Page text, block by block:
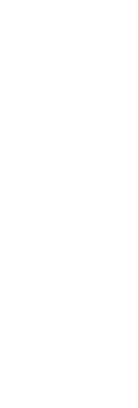
إبرام شراكة مع مركز الملك سلمان
مهمة استلام وتنسيق جميع
المرسلة
مشروع استلام سيارات
استلام 20 سيارة إسعاف
المنظومة الصحية في قطاع
مشروع استلام وتوزيع